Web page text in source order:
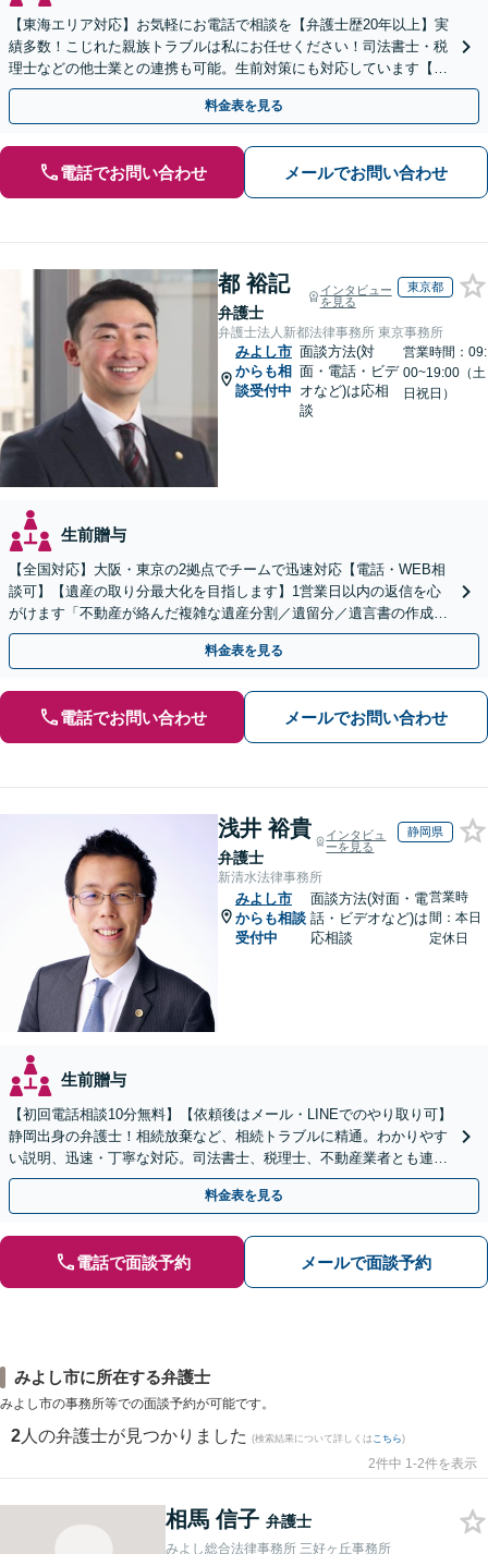
【東海エリア対応】お気軽にお電話で相談を【弁護士歴20年以上】実
績多数！こじれた親族トラブルは私にお任せください！司法書士・税
理士などの他士業との連携も可能。生前対策にも対応しています【夜
間・休日面談可】【完全個室・秘密厳守】
料金表を見る
電話でお問い合わせ メールでお問い合わせ
都 裕記
弁護士
インタビュー
を見る
東京都
弁護士法人新都法律事務所 東京事務所
みよし市
からも相
談受付中
面談方法(対
面・電話・ビデ
オなど)は応相
談
営業時間：09:
00~19:00（土
日祝日）
生前贈与
【全国対応】大阪・東京の2拠点でチームで迅速対応【電話・WEB相
談可】【遺産の取り分最大化を目指します】1営業日以内の返信を心
がけます「不動産が絡んだ複雑な遺産分割／遺留分／遺言書の作成・
執行／事業承継など、お任せください」【休日相談あり】
料金表を見る
電話でお問い合わせ メールでお問い合わせ
浅井 裕貴
弁護士
インタビュ
ーを見る
静岡県
新清水法律事務所
みよし市
からも相談
受付中
面談方法(対面・電
話・ビデオなど)は
応相談
営業時
間：本日
定休日
生前贈与
【初回電話相談10分無料】【依頼後はメール・LINEでのやり取り可】
静岡出身の弁護士！相続放棄など、相続トラブルに精通。わかりやす
い説明、迅速・丁寧な対応。司法書士、税理士、不動産業者とも連携
し、遺産相続をトータルサポート【完全個室相談】
料金表を見る
電話で面談予約 メールで面談予約
みよし市に所在する弁護士
みよし市の事務所等での面談予約が可能です。
2 人の弁護士が見つかりました (検索結果について詳しくは こちら)
2件中 1-2件を表示
相馬 信子 弁護士
みよし総合法律事務所 三好ヶ丘事務所